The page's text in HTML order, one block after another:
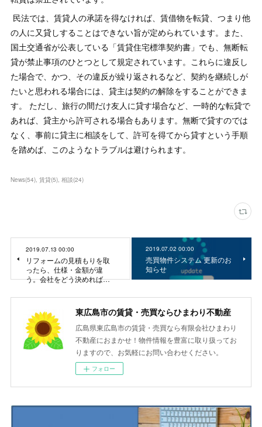
民法では、賃貸人の承諾を得なければ、賃借物を転貸、つまり他
の人に又貸しすることはできない旨が定められています。また、
国土交通省が公表している「賃貸住宅標準契約書」でも、無断転
貸が禁止事項のひとつとして規定されています。これらに違反し
た場合で、かつ、その違反が繰り返されるなど、契約を継続しが
たいと思われる場合には、貸主は契約の解除をすることができま
す。 ただし、旅行の間だけ友人に貸す場合など、一時的な転貸で
あれば、貸主から許可される場合もあります。無断で貸すのでは
なく、事前に貸主に相談をして、許可を得てから貸すという手順
を踏めば、このようなトラブルは避けられます。
News(54) 賃貸(5) 相談(24)
2019.07.13 00:00
リフォームの見積もりを取
ったら、仕様・金額が違
う。会社をどう決めれば…
2019.07.02 00:00
売買物件システム 更新のお
知らせ
東広島市の賃貸・売買ならひまわり不動産
広島県東広島市の賃貸・売買なら有限会社ひまわり
不動産におまかせ！物件情報を豊富に取り扱ってお
りますので、お気軽にお問い合わせください。
フォロー